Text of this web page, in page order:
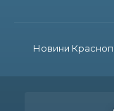
Золотий
Новини